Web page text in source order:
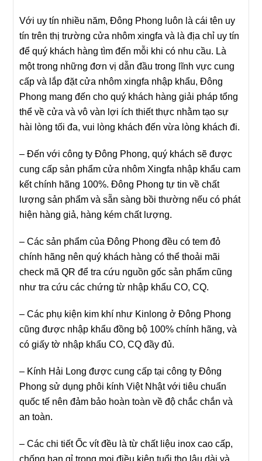
Với uy tín nhiều năm, Đông Phong luôn là cái tên uy
tín trên thị trường cửa nhôm xingfa và là địa chỉ uy tín
để quý khách hàng tìm đến mỗi khi có nhu cầu. Là
một trong những đơn vị dẫn đầu trong lĩnh vực cung
cấp và lắp đặt cửa nhôm xingfa nhập khẩu, Đông
Phong mang đến cho quý khách hàng giải pháp tổng
thể về cửa và vô vàn lợi ích thiết thực nhằm tạo sự
hài lòng tối đa, vui lòng khách đến vừa lòng khách đi.
– Đến với công ty Đông Phong, quý khách sẽ được
cung cấp sản phẩm cửa nhôm Xingfa nhập khẩu cam
kết chính hãng 100%. Đông Phong tự tin về chất
lượng sản phẩm và sẵn sàng bồi thường nếu có phát
hiện hàng giả, hàng kém chất lượng.
– Các sản phẩm của Đông Phong đều có tem đỏ
chính hãng nên quý khách hàng có thể thoải mãi
check mã QR để tra cứu nguồn gốc sản phẩm cũng
như tra cứu các chứng từ nhập khẩu CO, CQ.
– Các phụ kiện kim khí như Kinlong ở Đông Phong
cũng được nhập khẩu đồng bộ 100% chính hãng, và
có giấy tờ nhập khẩu CO, CQ đầy đủ.
– Kính Hải Long được cung cấp tại công ty Đông
Phong sử dụng phôi kính Việt Nhật với tiêu chuẩn
quốc tế nên đảm bảo hoàn toàn về độ chắc chắn và
an toàn.
– Các chi tiết Ốc vít đều là từ chất liệu inox cao cấp,
chống han gỉ trong mọi điều kiện tuổi thọ lâu dài và